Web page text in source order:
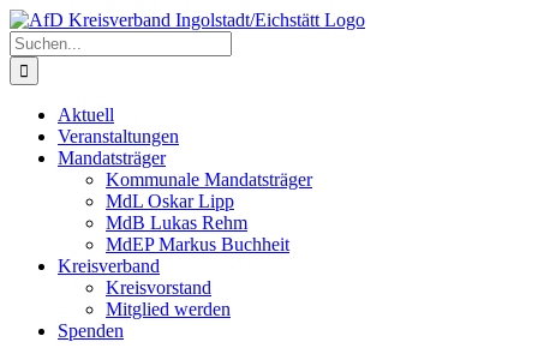
Zum
Inhalt
springen
Suche
nach:
Aktuell
Veranstaltungen
Mandatsträger
Kommunale Mandatsträger
MdL Oskar Lipp
MdB Lukas Rehm
MdEP Markus Buchheit
Kreisverband
Kreisvorstand
Mitglied werden
Spenden